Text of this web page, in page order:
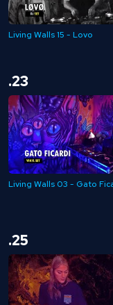
Living Walls 15 - Lovo
.23
Living Walls 03 - Gato
.25